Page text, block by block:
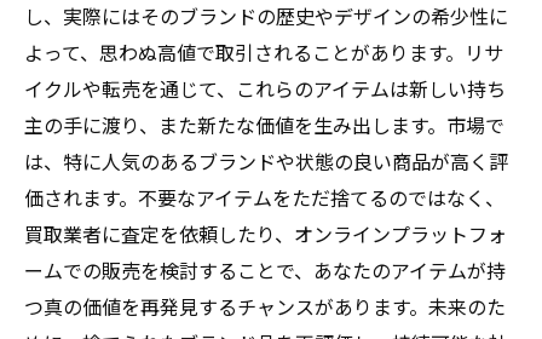
し、実際にはそのブランドの歴史やデザインの希少性に
よって、思わぬ高値で取引されることがあります。リサ
イクルや転売を通じて、これらのアイテムは新しい持ち
主の手に渡り、また新たな価値を生み出します。市場で
は、特に人気のあるブランドや状態の良い商品が高く評
価されます。不要なアイテムをただ捨てるのではなく、
買取業者に査定を依頼したり、オンラインプラットフォ
ームでの販売を検討することで、あなたのアイテムが持
つ真の価値を再発見するチャンスがあります。未来のた